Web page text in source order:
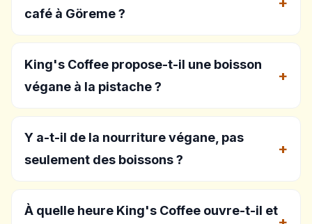
café à Göreme ?
King's Coffee propose-t-il une boisson
végane à la pistache ?
Y a-t-il de la nourriture végane, pas
seulement des boissons ?
À quelle heure King's Coffee ouvre-t-il et